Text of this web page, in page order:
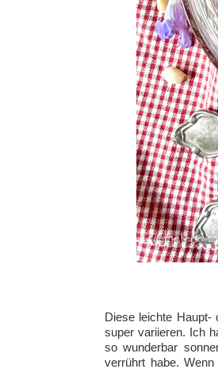
Diese leichte
super variieren. Ich
so wunderbar
verrührt habe.